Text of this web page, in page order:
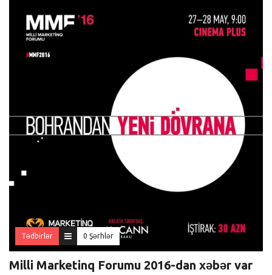
Tədbirlər 0 Şərhlər
Milli Marketinq Forumu 2016-dan xəbər var